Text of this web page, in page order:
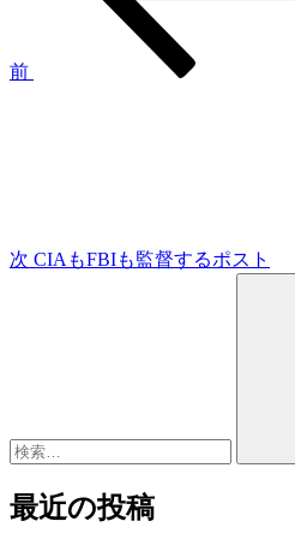
ゲ
前
次 CIAもFBIも監督するポスト
最近の投稿